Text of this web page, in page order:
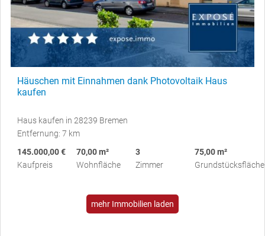
Häuschen mit Einnahmen dank Photovoltaik Haus
kaufen
Haus kaufen in 28239 Bremen
Entfernung: 7 km
145.000,00 €
Kaufpreis
70,00 m²
Wohnfläche
3
Zimmer
75,00 m²
Grundstücksfläche
mehr Immobilien laden